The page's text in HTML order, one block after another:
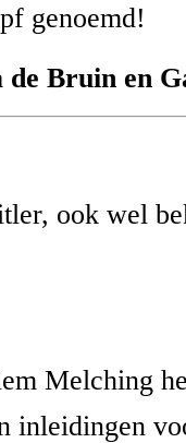
genoemd!
de Bruin en
ook wel
Melching
inleidingen